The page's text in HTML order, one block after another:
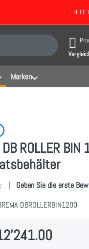
HILFE
Ergebnisse. Drücken Sie
Marken
DB ROLLER BIN
Geben Sie die erste
DBROLLERBIN1200